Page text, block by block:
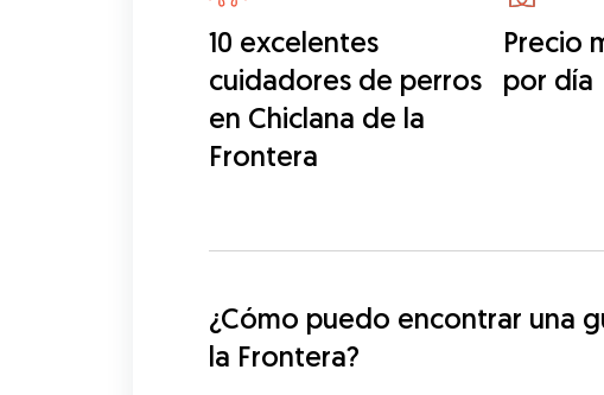
10 excelentes
cuidadores de perros
en Chiclana de la
Frontera
Precio
por día
¿Cómo puedo encontrar una
la Frontera?